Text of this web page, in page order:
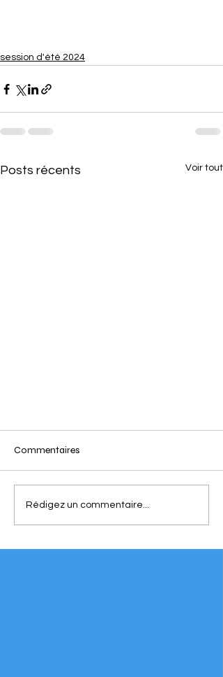
session d'été 2024
Posts récents Voir tout
Le lieu
Commentaires
Rédigez un commentaire...